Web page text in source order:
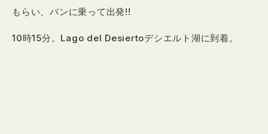
もらい、バンに乗って出発!!
10時15分。Lago del Desiertoデシエルト湖に到着。